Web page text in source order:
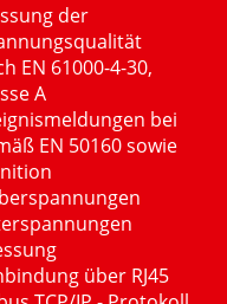
der
EN 61000-4-30,
A
bei
EN 50160 sowie
über RJ45